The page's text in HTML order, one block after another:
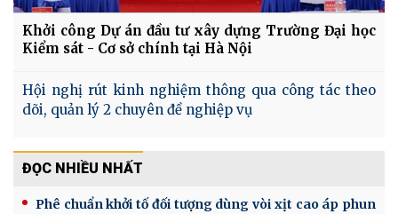
Khởi công Dự án đầu tư xây dựng Trường Đại học
Kiểm sát - Cơ sở chính tại Hà Nội
Hội nghị rút kinh nghiệm thông qua công tác theo
dõi, quản lý 2 chuyên đề nghiệp vụ
ĐỌC NHIỀU NHẤT
Phê chuẩn khởi tố đối tượng dùng vòi xịt cao áp phun